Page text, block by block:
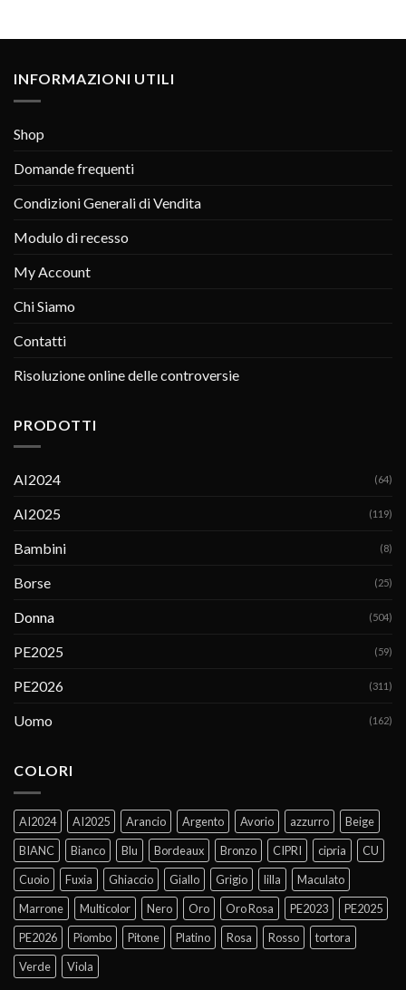
INFORMAZIONI UTILI
Shop
Domande frequenti
Condizioni Generali di Vendita
Modulo di recesso
My Account
Chi Siamo
Contatti
Risoluzione online delle controversie
PRODOTTI
AI2024 (64)
AI2025 (119)
Bambini (8)
Borse (25)
Donna (504)
PE2025 (59)
PE2026 (311)
Uomo (162)
COLORI
AI2024 AI2025 Arancio Argento Avorio azzurro
Beige
BIANC
Bianco Blu Bordeaux Bronzo CIPRI cipria
CU
Cuoio
Fuxia Ghiaccio Giallo Grigio lilla
Maculato
Marrone
Multicolor Nero Oro Oro Rosa PE2023
PE2025
PE2026
Piombo Pitone Platino Rosa Rosso
tortora
Verde
Viola